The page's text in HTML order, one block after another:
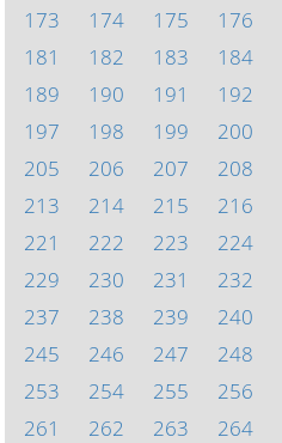
173
174 175 176
181
182 183 184
189
190 191 192
197
198 199 200
205
206 207 208
213
214 215 216
221
222 223 224
229
230 231 232
237
238 239 240
245
246 247 248
253
254 255 256
261
262 263 264